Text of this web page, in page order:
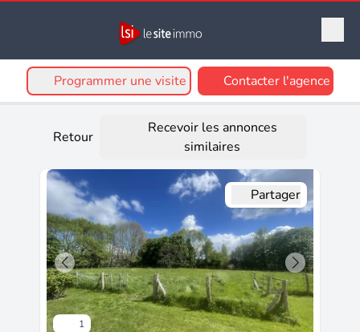
Programmer une visite Contacter l'agence
Retour
Recevoir les annonces
similaires
1
Partager